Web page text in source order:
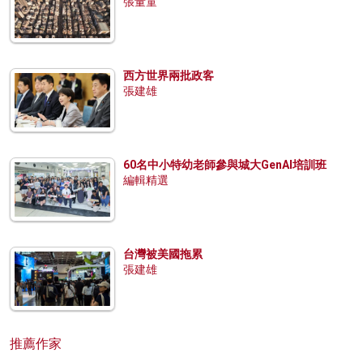
西方世界兩批政客
張建雄
60名中小特幼老師參與城大GenAI培訓班
編輯精選
台灣被美國拖累
張建雄
推薦作家